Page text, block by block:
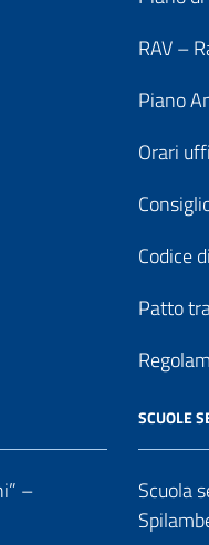
RAV –
Piano
Orari
Codice
Patto
–
SCUOLE
Scuola